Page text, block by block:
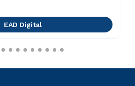
EAD Digital